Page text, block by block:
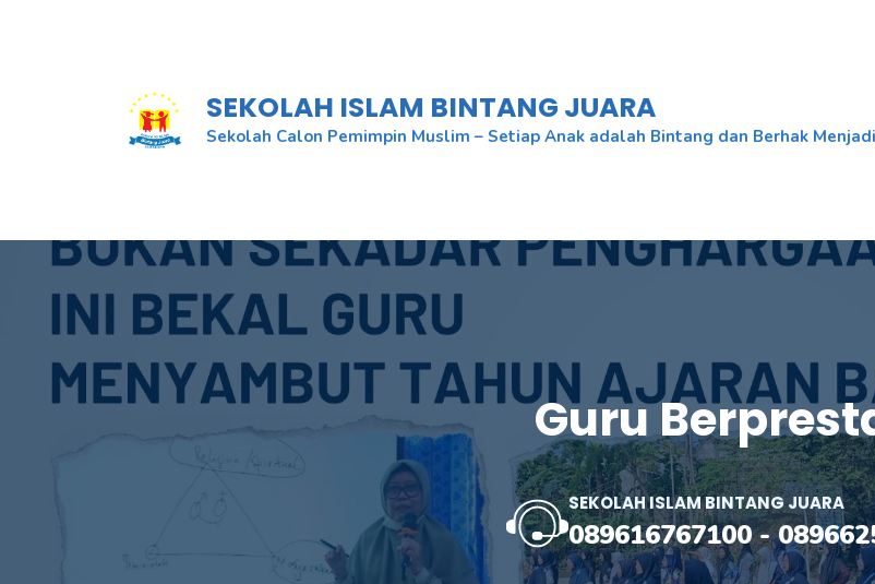
SEKOLAH ISLAM BINTANG JUARA
Sekolah Calon Pemimpin Muslim – Setiap Anak adalah Bintang dan Berhak
Guru
SEKOLAH ISLAM BINTANG JUARA
089616767100-